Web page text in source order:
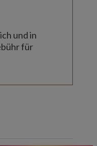
und in
für